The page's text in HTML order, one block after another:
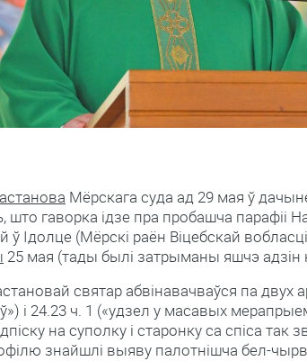
Мёрскага суда ад 29 мая ў
што гаворка ідзе пра пробашча
ў Ідолце (Мёрскі раён Віцебскай
25 мая (тады былі затрыманы яшчэ адзін
святар абвінавачваўся па двух
і 24.23 ч. 1 («удзел у масавых
на суполку і старонку са спіса так
знайшлі выяву палотнішча бел-